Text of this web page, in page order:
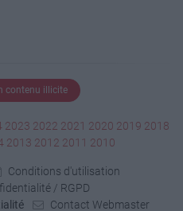
contenu illicite
2023 2022 2021 2020 2019 2018
2013 2012 2011 2010
Conditions d'utilisation
/ RGPD
Contact Webmaster